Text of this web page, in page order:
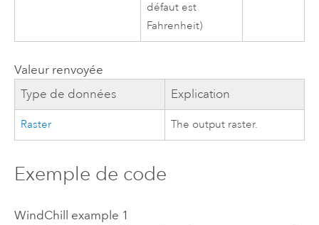
défaut est
Fahrenheit)
Valeur renvoyée
Type de données Explication
Raster The output raster.
Exemple de code
WindChill example 1